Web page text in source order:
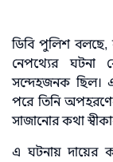
ডিবি পুলিশ
নেপথ্যের
সন্দেহজনক ছিল।
পরে তিনি
সাজানোর কথা
এ ঘটনায় দায়ের